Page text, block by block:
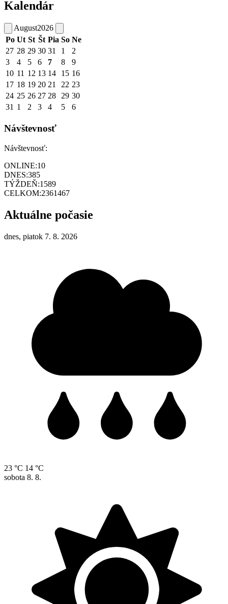
Kalendár
August2026
Po Ut St Št Pia So Ne
27 28 29 30 31 1
2
3
4 5 6 7 8
9
10 11 12 13 14 15 16
17 18 19 20 21 22 23
24 25 26 27 28 29 30
31 1 2 3 4 5 6
Návštevnosť
Návštevnosť:
ONLINE:10
DNES:385
TÝŽDEŇ:1589
CELKOM:2361467
Aktuálne počasie
dnes, piatok 7. 8. 2026
23 °C 14 °C
sobota 8. 8.